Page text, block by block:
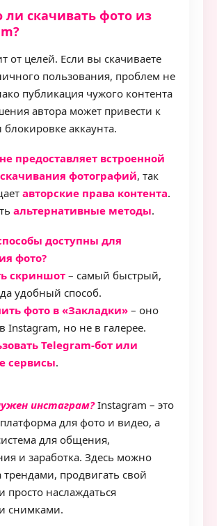
ли скачивать фото из
от целей. Если вы скачиваете
пользования, проблем не
публикация чужого контента
автора может привести к
аккаунта.
не предоставляет встроенной
фотографий, так
авторские права контента.
альтернативные методы.
доступны для
фото?
скриншот– самый быстрый,
удобный способ.
фото в «Закладки» – оно
Instagram, но не в галерее.
Telegram-бот или
сервисы.
инстаграм?Instagram – это
для фото и видео, а
для общения,
и заработка. Здесь можно
трендами, продвигать свой
просто наслаждаться
снимками.